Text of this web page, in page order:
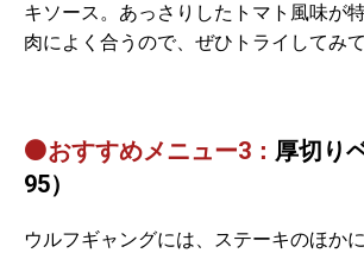
キソース。あっさりしたトマト風味が
肉によく合うので、ぜひトライしてみ
⚫おすすめメニュー3： 厚切り
95）
ウルフギャングには、ステーキのほか